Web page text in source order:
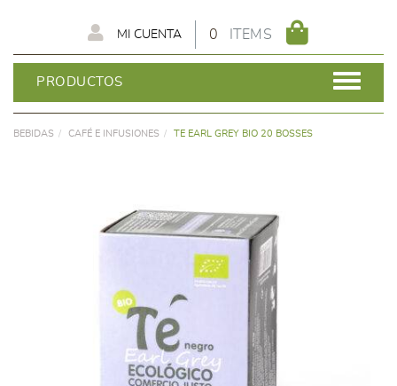
0 ITEMS
MI CUENTA
PRODUCTOS
BEBIDAS CAFÉ E INFUSIONES TE EARL GREY BIO 20 BOSSES